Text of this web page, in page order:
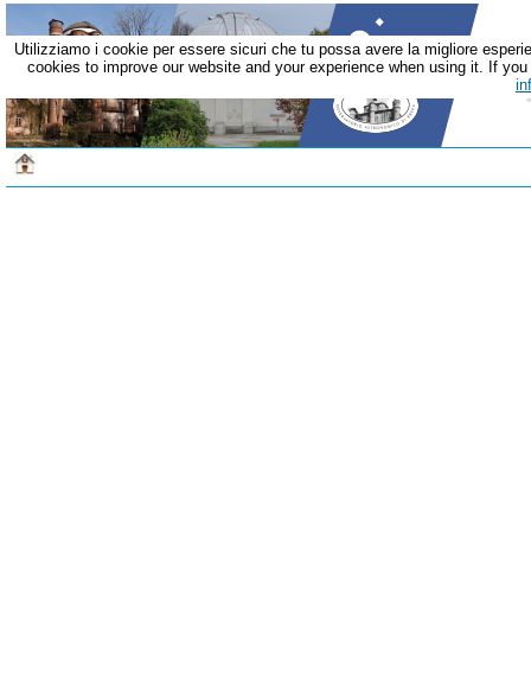
Utilizziamo i cookie per essere sicuri che tu possa avere la migliore
cookies to improve our website and your experience when using it. If